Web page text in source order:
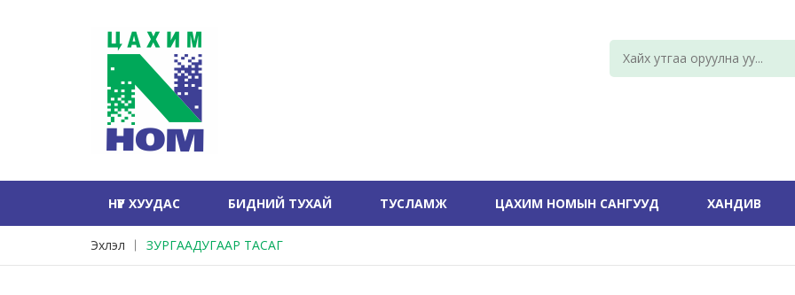
НҮҮР ХУУДАС БИДНИЙ ТУХАЙ ТУСЛАМЖ ЦАХИМ НОМЫН САНГУУД ХАНДИВ
Эхлэл ЗУРГААДУГААР ТАСАГ